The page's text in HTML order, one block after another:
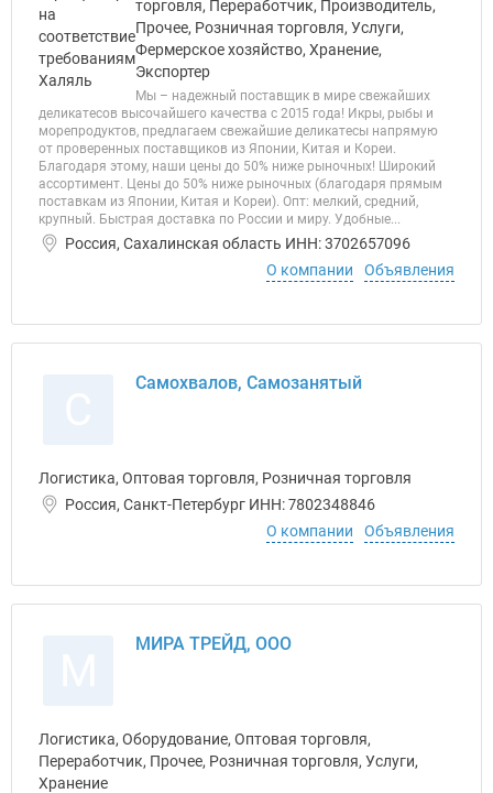
торговля, Переработчик, Производитель,
Прочее, Розничная торговля, Услуги,
Фермерское хозяйство, Хранение,
Экспортер
Мы – надежный поставщик в мире свежайших
деликатесов высочайшего качества с 2015 года! Икры, рыбы и
морепродуктов, предлагаем свежайшие деликатесы напрямую
от проверенных поставщиков из Японии, Китая и Кореи.
Благодаря этому, наши цены до 50% ниже рыночных! Широкий
ассортимент. Цены до 50% ниже рыночных (благодаря прямым
поставкам из Японии, Китая и Кореи). Опт: мелкий, средний,
крупный. Быстрая доставка по России и миру. Удобные...
Россия, Сахалинская область ИНН: 3702657096
О компании
Объявления
Самохвалов, Самозанятый
Логистика, Оптовая торговля, Розничная торговля
Россия, Санкт-Петербург ИНН: 7802348846
О компании
Объявления
МИРА ТРЕЙД, ООО
Логистика, Оборудование, Оптовая торговля,
Переработчик, Прочее, Розничная торговля, Услуги,
Хранение